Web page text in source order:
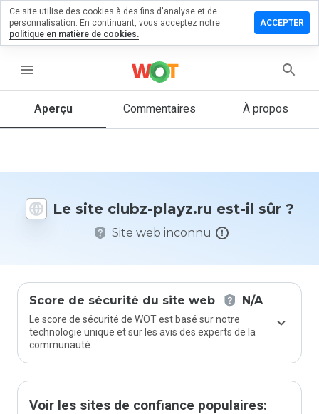
menu
Aperçu Commentaires À propos
Le site clubz-playz.ru est-il sûr ?
Site web inconnu
Score de sécurité du site web N/A
Le score de sécurité de WOT est basé sur notre
technologie unique et sur les avis des experts de la
communauté.
Voir les sites de confiance populaires:
un
1 et 5
vous à ce
site ?
Ce site utilise des cookies à des fins d'analyse et de
personnalisation. En continuant, vous acceptez notre
politique en matière de cookies.
ACCEPTER